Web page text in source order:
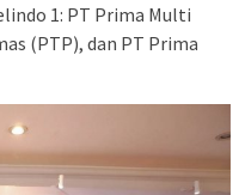
1: PT Prima Multi
(PTP), dan PT Prima